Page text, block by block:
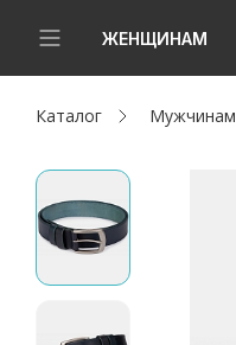
ЖЕНЩИНАМ
Новинки
Женщинам
Мужчинам
Каталог Мужчинам